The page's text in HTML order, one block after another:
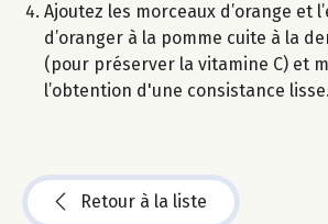
Ajoutez les morceaux d’orange et
d’oranger à la pomme cuite à la
(pour préserver la vitamine C) et
l’obtention d'une consistance lisse.
Retour à la liste